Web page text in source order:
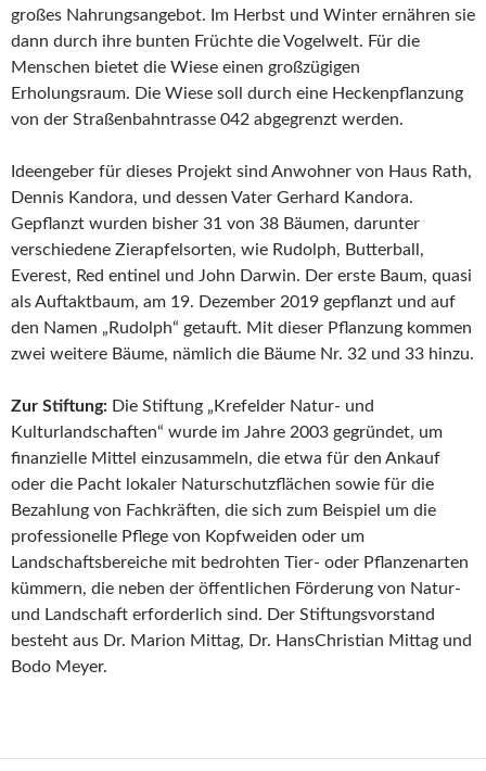
großes Nahrungsangebot. Im Herbst und Winter ernähren sie
dann durch ihre bunten Früchte die Vogelwelt. Für die
Menschen bietet die Wiese einen großzügigen
Erholungsraum. Die Wiese soll durch eine Heckenpflanzung
von der Straßenbahntrasse 042 abgegrenzt werden.
Ideengeber für dieses Projekt sind Anwohner von Haus Rath,
Dennis Kandora, und dessen Vater Gerhard Kandora.
Gepflanzt wurden bisher 31 von 38 Bäumen, darunter
verschiedene Zierapfelsorten, wie Rudolph, Butterball,
Everest, Red entinel und John Darwin. Der erste Baum, quasi
als Auftaktbaum, am 19. Dezember 2019 gepflanzt und auf
den Namen „Rudolph“ getauft. Mit dieser Pflanzung kommen
zwei weitere Bäume, nämlich die Bäume Nr. 32 und 33 hinzu.
Zur Stiftung: Die Stiftung „Krefelder Natur- und
Kulturlandschaften“ wurde im Jahre 2003 gegründet, um
finanzielle Mittel einzusammeln, die etwa für den Ankauf
oder die Pacht lokaler Naturschutzflächen sowie für die
Bezahlung von Fachkräften, die sich zum Beispiel um die
professionelle Pflege von Kopfweiden oder um
Landschaftsbereiche mit bedrohten Tier- oder Pflanzenarten
kümmern, die neben der öffentlichen Förderung von Natur-
und Landschaft erforderlich sind. Der Stiftungsvorstand
besteht aus Dr. Marion Mittag, Dr. HansChristian Mittag und
Bodo Meyer.